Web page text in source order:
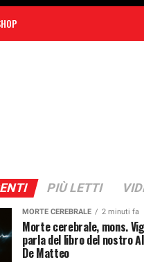
PIÙ LETTI
MORTE CEREBRALE 2 minuti fa
Morte cerebrale, mons.
parla del libro del nostro
De Matteo